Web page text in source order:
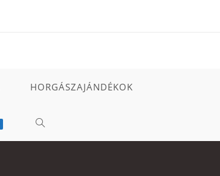
HORGÁSZAJÁNDÉKOK
TOGGLE